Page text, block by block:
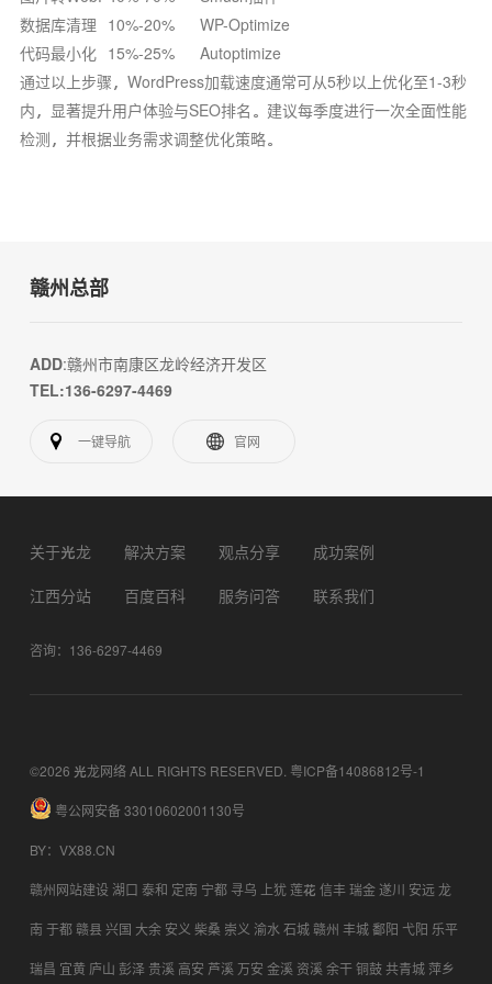
数据库清理 10%-20%
WP-Optimize
代码最小化 15%-25%
Autoptimize
通过以上步骤，WordPress加载速度通常可从5秒以上优化至1-3秒
内，显著提升用户体验与SEO排名。建议每季度进行一次全面性能
检测，并根据业务需求调整优化策略。
赣州总部
ADD:赣州市南康区龙岭经济开发区
TEL:136-6297-4469
一键导航 官网
关于光龙 解决方案 观点分享
成功案例
江西分站
百度百科 服务问答 联系我们
咨询：136-6297-4469
©2026 光龙网络 ALL RIGHTS RESERVED. 粤ICP备14086812号-1
粤公网安备 33010602001130号
BY： VX88.CN
赣州网站建设 湖口 泰和 定南 宁都 寻乌 上犹莲花 信丰瑞金遂川 安远 龙
南 于都赣县 兴国 大余 安义 柴桑 崇义 渝水石城赣州 丰城鄱阳 弋阳 乐平
瑞昌 宜黄 庐山 彭泽 贵溪 高安 芦溪 万安 金溪 资溪余干铜鼓共青城萍乡